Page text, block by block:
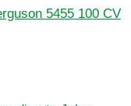
5455 100 CV